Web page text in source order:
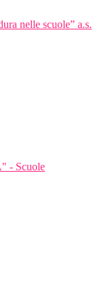
nelle scuole” a.s.
- Scuole